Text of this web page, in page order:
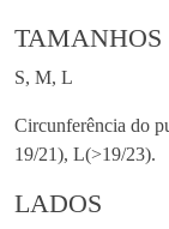
TAMANHOS
S, M, L
Circunferência do
19/21), L(>19/23).
LADOS